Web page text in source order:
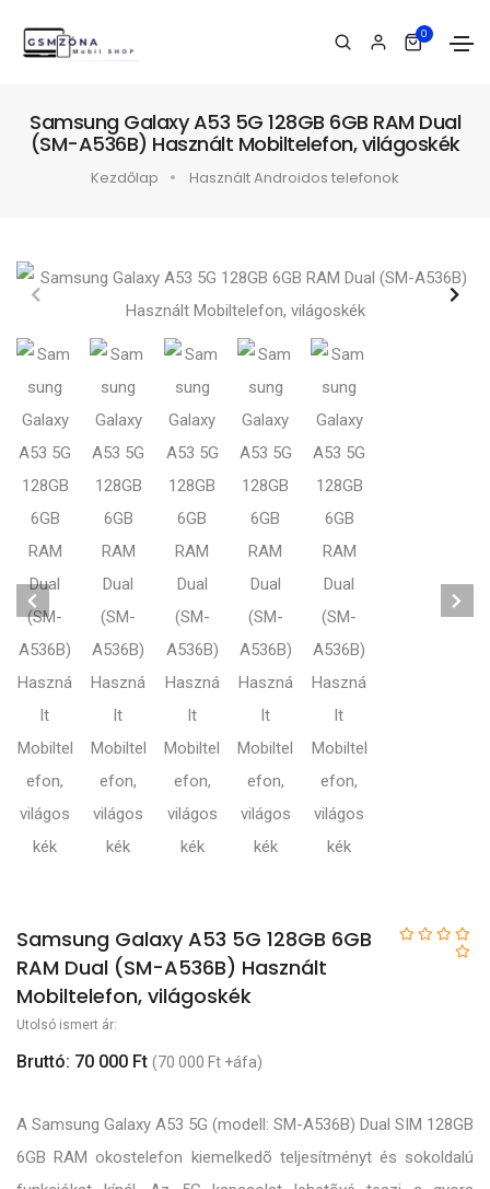
0
Samsung Galaxy A53 5G 128GB 6GB RAM Dual
(SM-A536B) Használt Mobiltelefon, világoskék
Kezdőlap Használt Androidos telefonok
Samsung Galaxy A53 5G 128GB 6GB
RAM Dual (SM-A536B) Használt
Mobiltelefon, világoskék
Utolsó ismert ár:
Bruttó: 70 000 Ft (70 000 Ft +áfa)
A Samsung Galaxy A53 5G (modell: SM-A536B) Dual SIM 128GB
6GB RAM okostelefon kiemelkedõ teljesítményt és sokoldalú